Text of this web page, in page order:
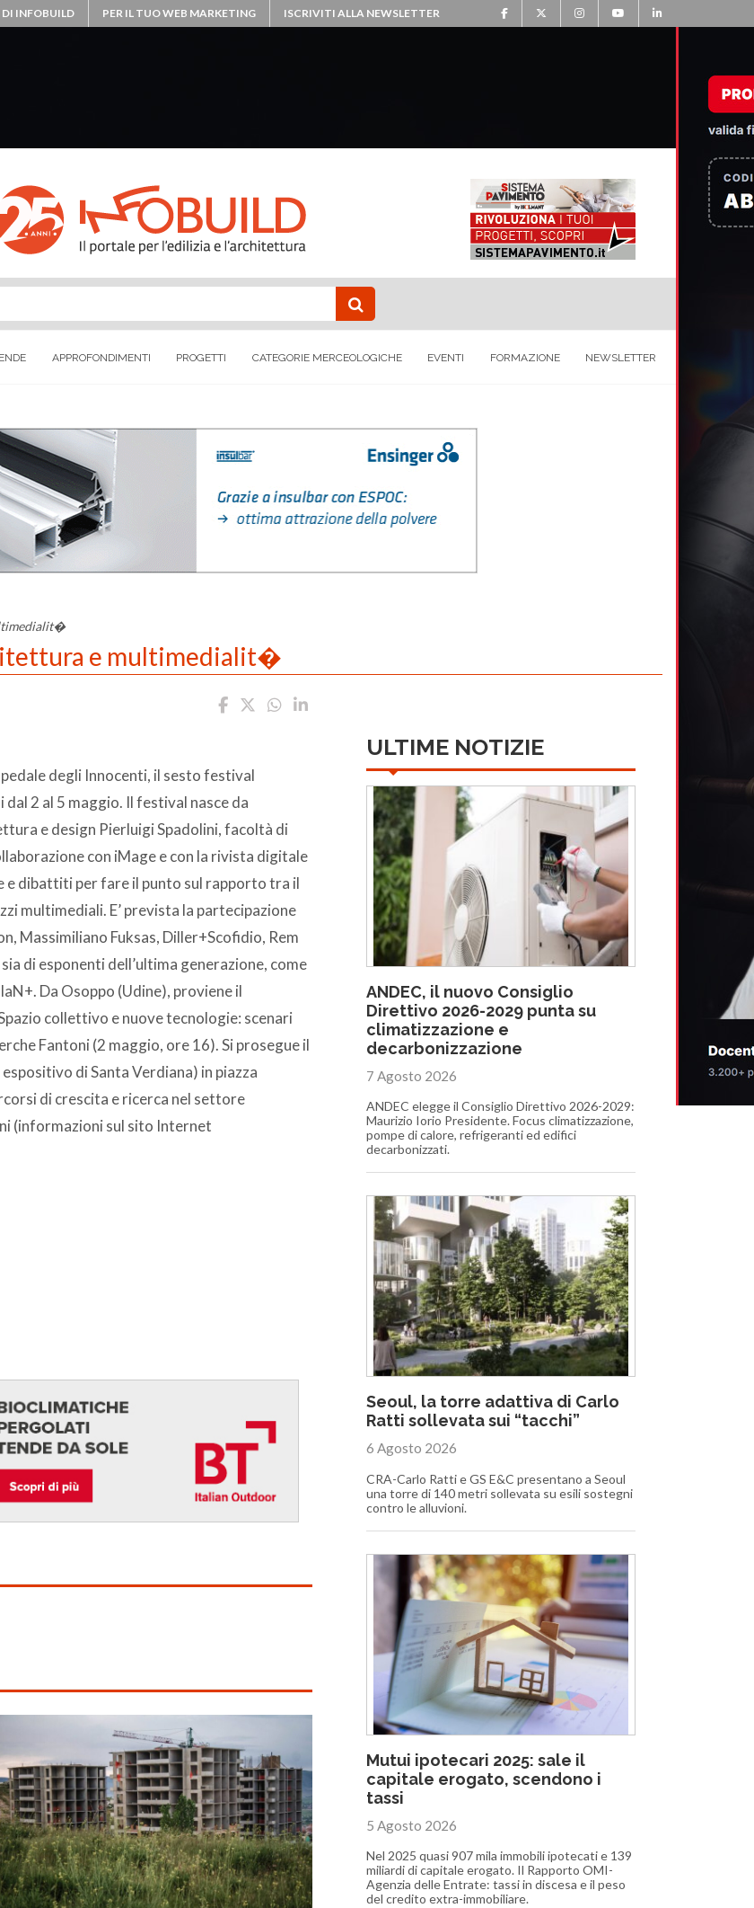
DI INFOBUILD PER IL TUO WEB MARKETING ISCRIVITI ALLA NEWSLETTER
APPROFONDIMENTI PROGETTI CATEGORIE MERCEOLOGICHE EVENTI FORMAZIONE NEWSLETTER
e multimedialit�
degli Innocenti, il sesto festival
2 al 5 maggio. Il festival nasce da
e design Pierluigi Spadolini, facoltà di
con iMage e con la rivista digitale
e dibattiti per fare il punto sul rapporto tra il
multimediali. E’ prevista la partecipazione
Massimiliano Fuksas, Diller+Scofidio, Rem
di esponenti dell’ultima generazione, come
Da Osoppo (Udine), proviene il
collettivo e nuove tecnologie: scenari
Fantoni (2 maggio, ore 16). Si prosegue il
di Santa Verdiana) in piazza
di crescita e ricerca nel settore
(informazioni sul sito Internet
ULTIME NOTIZIE
ANDEC, il nuovo Consiglio
Direttivo 2026-2029 punta su
climatizzazione e
decarbonizzazione
7 Agosto 2026
ANDEC elegge il Consiglio Direttivo 2026-2029:
Maurizio Iorio Presidente. Focus climatizzazione,
pompe di calore, refrigeranti ed edifici
decarbonizzati.
Seoul, la torre adattiva di Carlo
Ratti sollevata sui “tacchi”
6 Agosto 2026
CRA-Carlo Ratti e GS E&C presentano a Seoul
una torre di 140 metri sollevata su esili sostegni
contro le alluvioni.
Mutui ipotecari 2025: sale il
capitale erogato, scendono i
tassi
5 Agosto 2026
Nel 2025 quasi 907 mila immobili ipotecati e 139
miliardi di capitale erogato. Il Rapporto OMI-
Agenzia delle Entrate: tassi in discesa e il peso
del credito extra-immobiliare.